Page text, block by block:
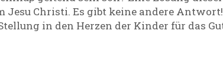
Christi. Es gibt keine andere
in den Herzen der Kinder für das